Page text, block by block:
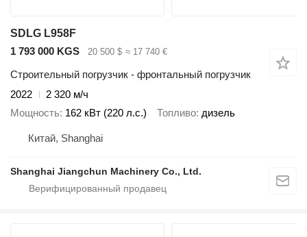
SDLG L958F
1 793 000 KGS
20 500 $ ≈ 17 740 €
Строительный погрузчик - фронтальный погрузчик
2022
2 320 м/ч
Мощность 162 кВт (220 л.с.) Топливо дизель
Китай, Shanghai
Shanghai Jiangchun Machinery Co., Ltd.